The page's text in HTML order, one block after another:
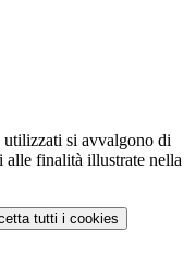
utilizzati si avvalgono di
alle finalità illustrate nella
tutti i cookies